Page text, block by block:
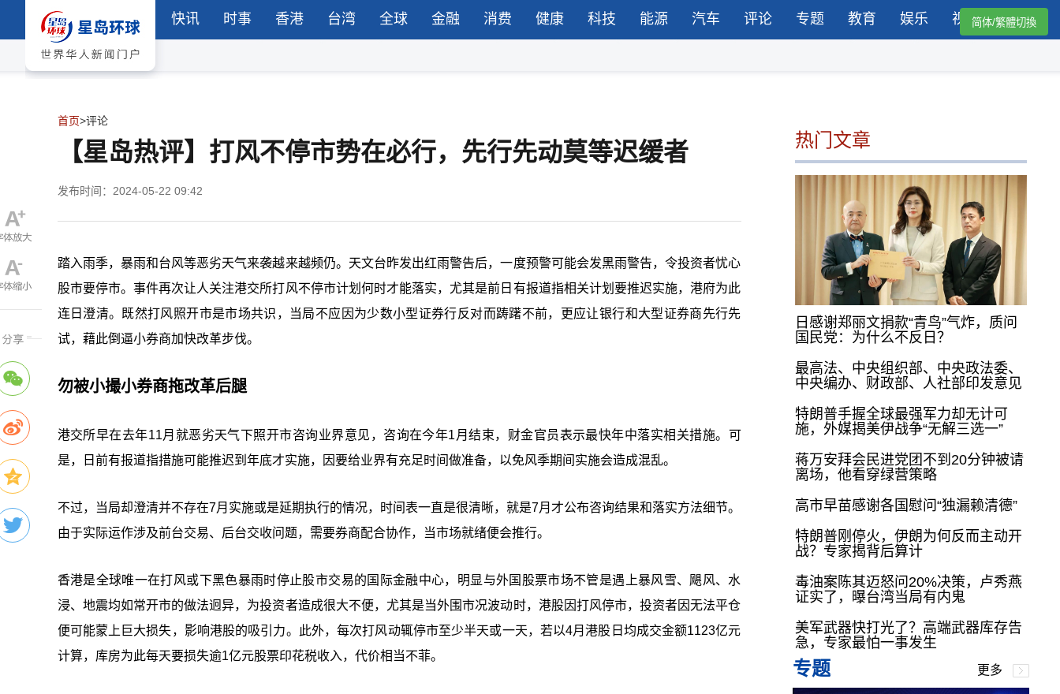
快讯 时事 香港 台湾 全球 金融 消费 健康 科技 能源 汽车 评论 专题 教育 娱乐 视频简体/繁體切換
首页>评论
【星岛热评】打风不停市势在必行，先行先动莫等迟缓者
发布时间：2024-05-22 09:42
踏入雨季，暴雨和台风等恶劣天气来袭越来越频仍。天文台昨发出红雨警告后，一度预警可能会发黑雨警告，令投资者忧心
股市要停市。事件再次让人关注港交所打风不停市计划何时才能落实，尤其是前日有报道指相关计划要推迟实施，港府为此
连日澄清。既然打风照开市是市场共识，当局不应因为少数小型证券行反对而踌躇不前，更应让银行和大型证券商先行先
试，藉此倒逼小券商加快改革步伐。
勿被小撮小券商拖改革后腿
港交所早在去年11月就恶劣天气下照开市咨询业界意见，咨询在今年1月结束，财金官员表示最快年中落实相关措施。可
是，日前有报道指措施可能推迟到年底才实施，因要给业界有充足时间做准备，以免风季期间实施会造成混乱。
不过，当局却澄清并不存在7月实施或是延期执行的情况，时间表一直是很清晰，就是7月才公布咨询结果和落实方法细节。
由于实际运作涉及前台交易、后台交收问题，需要券商配合协作，当市场就绪便会推行。
香港是全球唯一在打风或下黑色暴雨时停止股市交易的国际金融中心，明显与外国股票市场不管是遇上暴风雪、飓风、水
浸、地震均如常开市的做法迥异，为投资者造成很大不便，尤其是当外围市况波动时，港股因打风停市，投资者因无法平仓
便可能蒙上巨大损失，影响港股的吸引力。此外，每次打风动辄停市至少半天或一天，若以4月港股日均成交金额1123亿元
计算，库房为此每天要损失逾1亿元股票印花税收入，代价相当不菲。
热门文章
日感谢郑丽文捐款“青鸟”气炸，质问
国民党：为什么不反日？
最高法、中央组织部、中央政法委、
中央编办、财政部、人社部印发意见
特朗普手握全球最强军力却无计可
施，外媒揭美伊战争“无解三选一”
蒋万安拜会民进党团不到20分钟被请
离场，他看穿绿营策略
高市早苗感谢各国慰问“独漏赖清德”
特朗普刚停火，伊朗为何反而主动开
战？专家揭背后算计
毒油案陈其迈怒问20%决策，卢秀燕
证实了，曝台湾当局有内鬼
美军武器快打光了？高端武器库存告
急，专家最怕一事发生
专题 更多